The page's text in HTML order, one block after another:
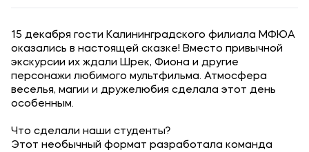
Контакты
Банковские реквизиты
Приемная комиссия
15 декабря гости Калининградского филиала МФЮА
оказались в настоящей сказке! Вместо привычной
экскурсии их ждали Шрек, Фиона и другие
персонажи любимого мультфильма. Атмосфера
веселья, магии и дружелюбия сделала этот день
особенным.
Что сделали наши студенты?
Этот необычный формат разработала команда